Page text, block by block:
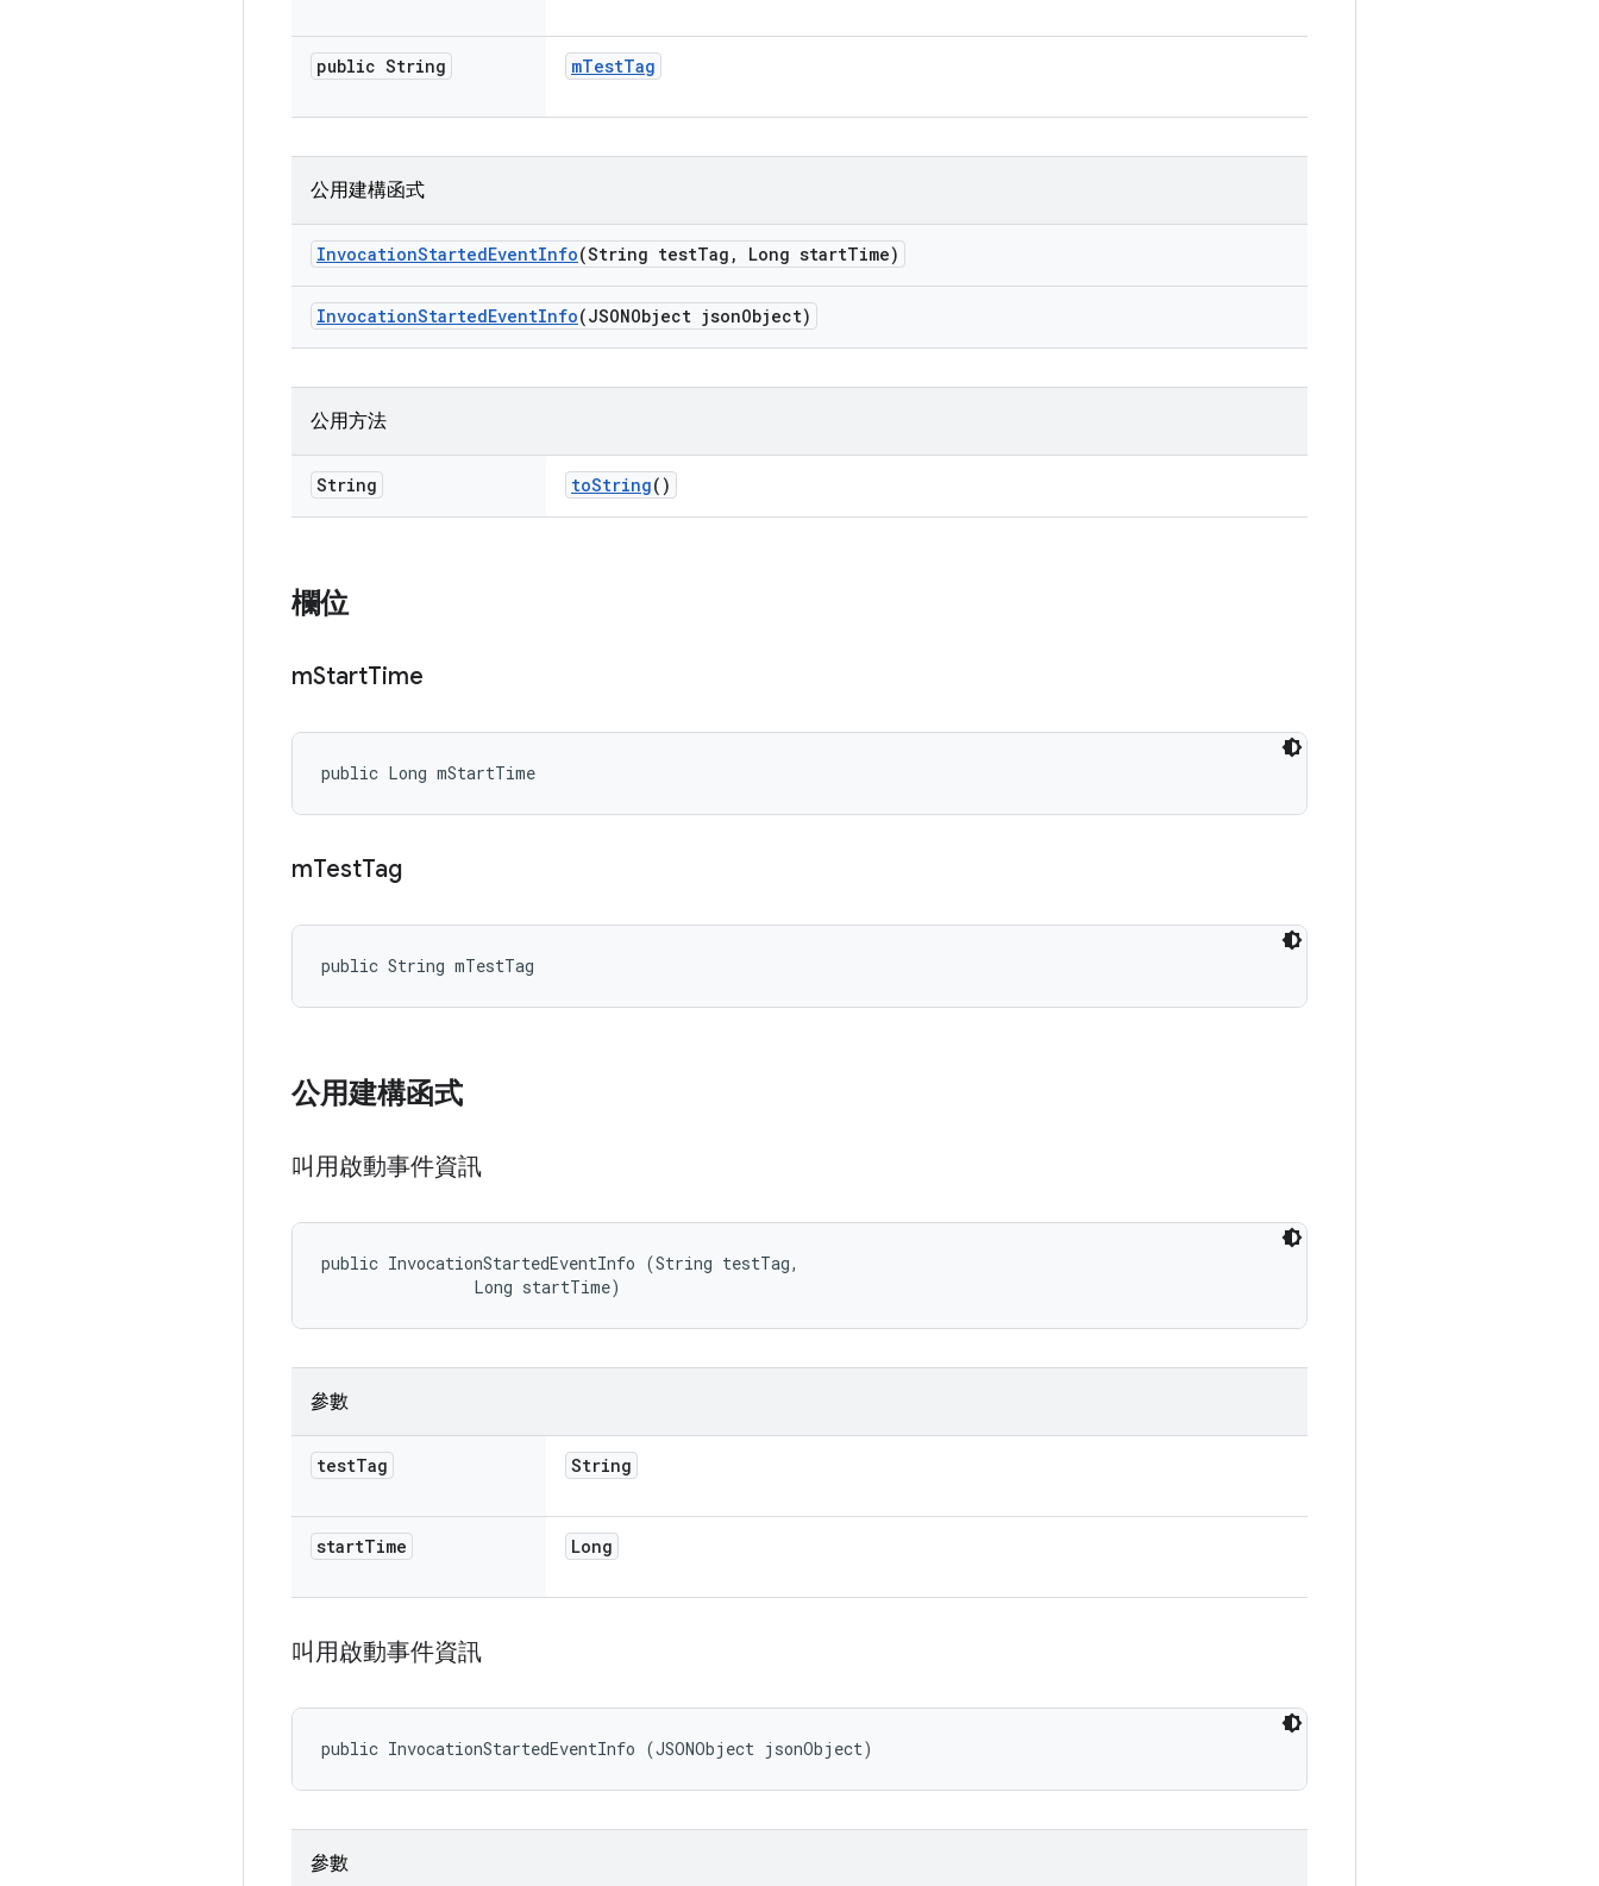
public String mTestTag
公用建構函式
InvocationStartedEventInfo(String testTag , Long startTime)
InvocationStartedEventInfo(JSONObject jsonObject)
公用方法
String toString()
欄位
mStartTime
public Long mStartTime
mTestTag
public String mTestTag
公用建構函式
叫用啟動事件資訊
public InvocationStartedEventInfo (String testTag,
                Long startTime)
參數
testTag String
startTime Long
叫用啟動事件資訊
public InvocationStartedEventInfo (JSONObject jsonObject)
參數